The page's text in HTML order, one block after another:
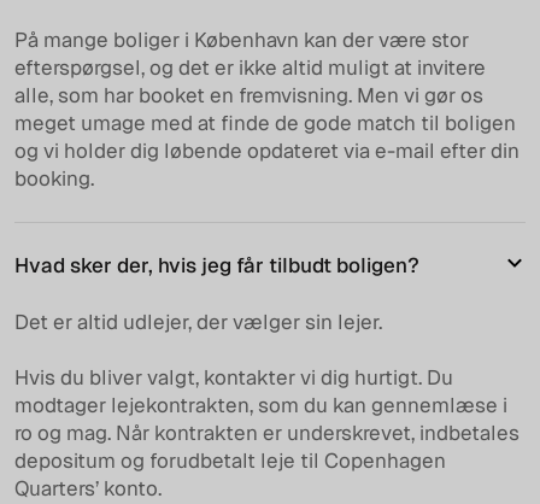
På mange boliger i København kan der være stor
efterspørgsel, og det er ikke altid muligt at invitere
alle, som har booket en fremvisning. Men vi gør os
meget umage med at finde de gode match til boligen
og vi holder dig løbende opdateret via e-mail efter din
booking.
Hvad sker der, hvis jeg får tilbudt boligen?
Det er altid udlejer, der vælger sin lejer.
Hvis du bliver valgt, kontakter vi dig hurtigt. Du
modtager lejekontrakten, som du kan gennemlæse i
ro og mag. Når kontrakten er underskrevet, indbetales
depositum og forudbetalt leje til Copenhagen
Quarters’ konto.